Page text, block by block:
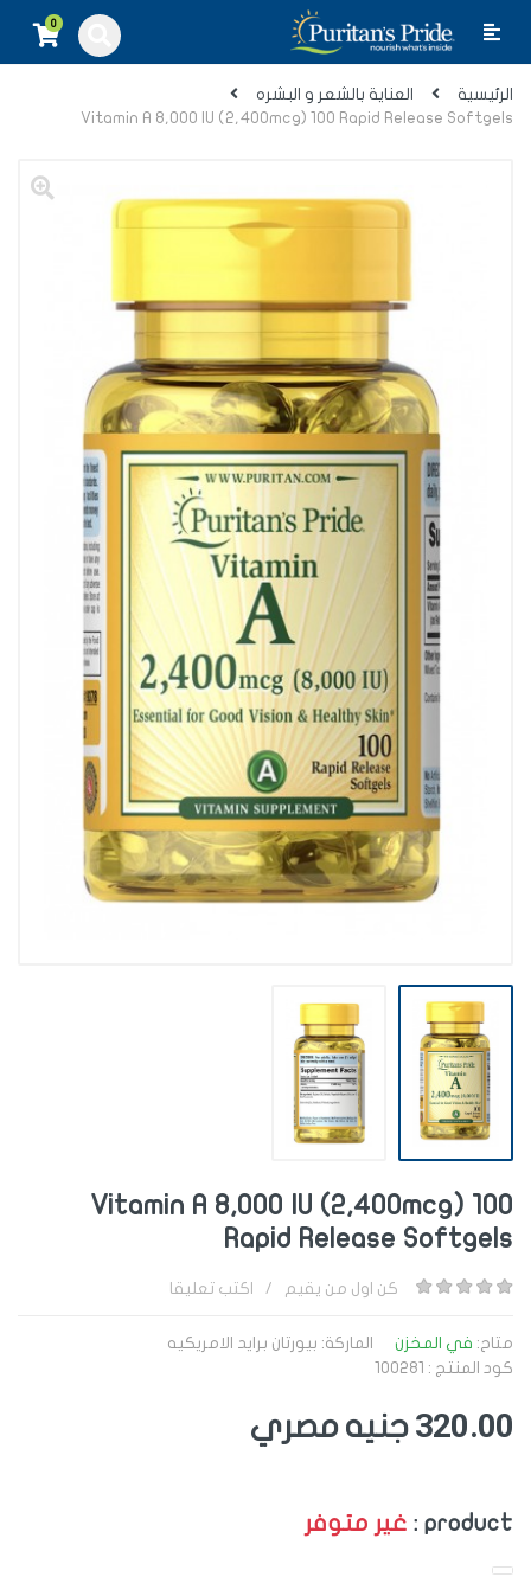
0
الرئيسية
العناية بالشعر و البشره
Vitamin A 8,000 IU (2,400mcg) 100 Rapid Release Softgels
Vitamin A 8,000 IU (2,400mcg) 100
Rapid Release Softgels
كن اول من يقيم / اكتب تعليقا
متاح: في المخزن الماركة: بيورتان برايد الامريكيه
كود المنتج : 100281
320.00 جنيه مصري
product : غير متوفر